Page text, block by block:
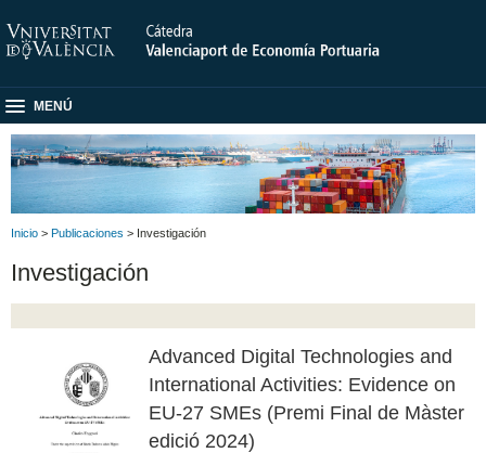
MENÚ
Inicio > Publicaciones > Investigación
Investigación
Advanced Digital Technologies and
International Activities: Evidence on
EU-27 SMEs (Premi Final de Màster
edició 2024)